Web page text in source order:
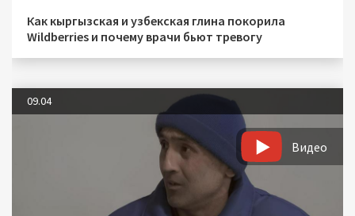
Как кыргызская и узбекская глина покорила
Wildberries и почему врачи бьют тревогу
09.04
Видео